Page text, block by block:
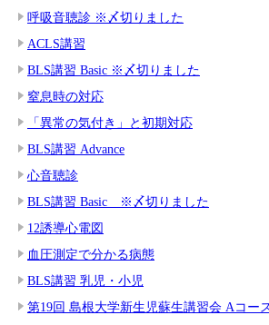
呼吸音聴診 ※〆切りました
ACLS講習
BLS講習 Basic ※〆切りました
窒息時の対応
「異常の気付き」と初期対応
BLS講習 Advance
心音聴診
BLS講習 Basic ※〆切りました
12誘導心電図
血圧測定で分かる病態
BLS講習 乳児・小児
第19回 島根大学新生児蘇生講習会 Aコー